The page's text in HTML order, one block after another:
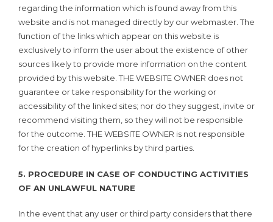
regarding the information which is found away from this
website and is not managed directly by our webmaster. The
function of the links which appear on this website is
exclusively to inform the user about the existence of other
sources likely to provide more information on the content
provided by this website. THE WEBSITE OWNER does not
guarantee or take responsibility for the working or
accessibility of the linked sites; nor do they suggest, invite or
recommend visiting them, so they will not be responsible
for the outcome. THE WEBSITE OWNER is not responsible
for the creation of hyperlinks by third parties.
5. PROCEDURE IN CASE OF CONDUCTING ACTIVITIES
OF AN UNLAWFUL NATURE
In the event that any user or third party considers that there